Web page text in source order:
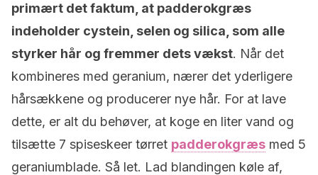
primært det faktum, at padderokgræs
indeholder cystein, selen og silica, som alle
styrker hår og fremmer dets vækst. Når det
kombineres med geranium, nærer det yderligere
hårsækkene og producerer nye hår. For at lave
dette, er alt du behøver, at koge en liter vand og
tilsætte 7 spiseskeer tørret padderokgræs med 5
geraniumblade. Så let. Lad blandingen køle af,